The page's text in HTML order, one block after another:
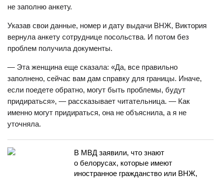
не заполню анкету.
Указав свои данные, номер и дату выдачи ВНЖ, Виктория
вернула анкету сотруднице посольства. И потом без
проблем получила документы.
— Эта женщина еще сказала: «Да, все правильно
заполнено, сейчас вам дам справку для границы. Иначе,
если поедете обратно, могут быть проблемы, будут
придираться», — рассказывает читательница. — Как
именно могут придираться, она не объяснила, а я не
уточняла.
В МВД заявили, что знают
о белорусах, которые имеют
иностранное гражданство или ВНЖ,